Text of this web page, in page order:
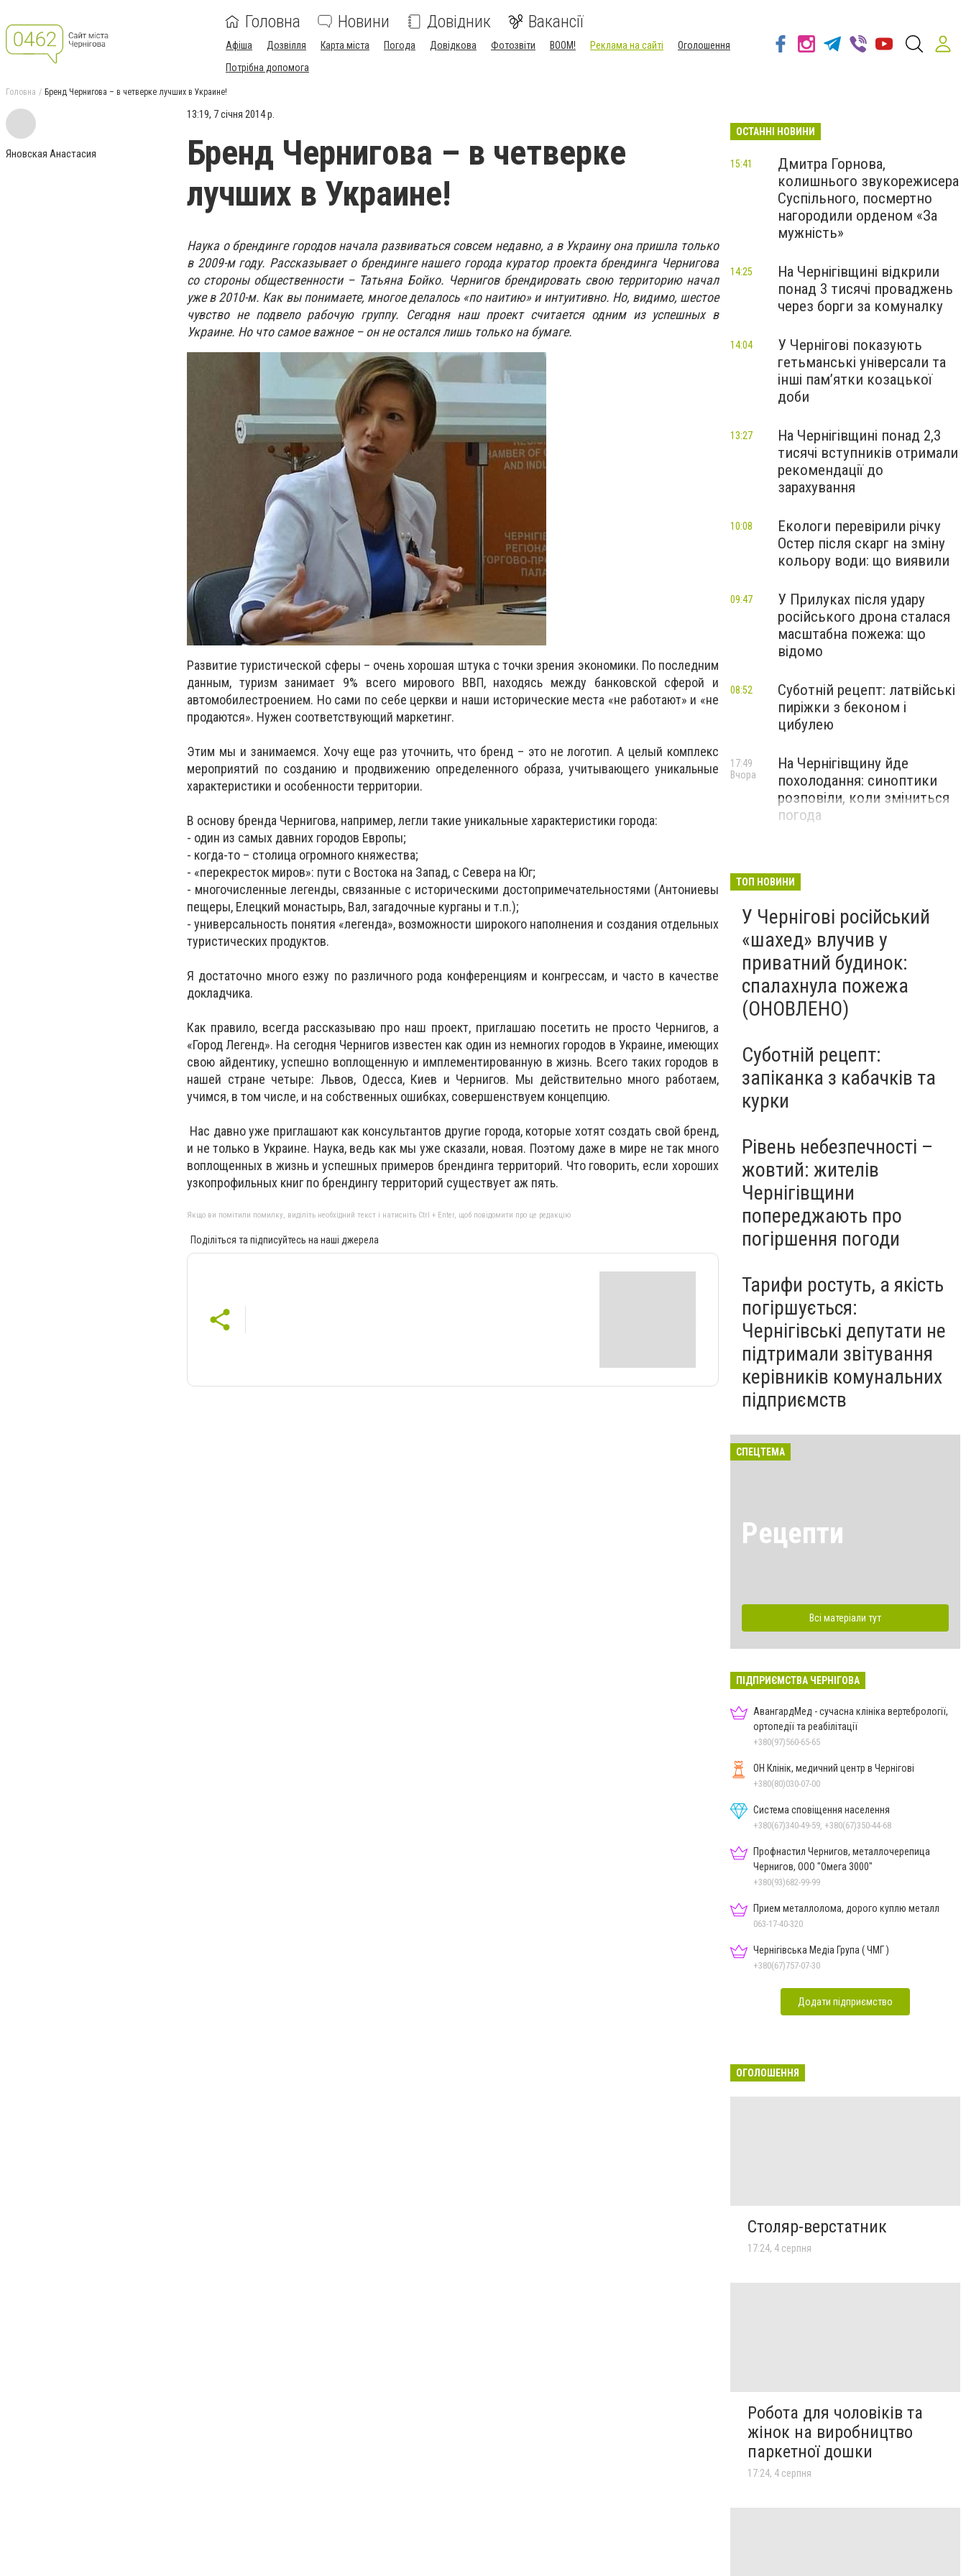
Головна Новини Довідник Вакансії
Афіша Дозвілля Карта міста Погода Довідкова Фотозвіти BOOM! Реклама на сайті
Оголошення
Потрібна допомога
Головна Бренд Чернигова – в четверке лучших в Украине!
Яновская Анастасия
13:19, 7 січня 2014 р.
Бренд Чернигова – в четверке
лучших в Украине!
Наука о брендинге городов начала развиваться совсем недавно, а в Украину она пришла только
в 2009-м году. Рассказывает о брендинге нашего города куратор проекта брендинга Чернигова
со стороны общественности – Татьяна Бойко. Чернигов брендировать свою территорию начал
уже в 2010-м. Как вы понимаете, многое делалось «по наитию» и интуитивно. Но, видимо, шестое
чувство не подвело рабочую группу. Сегодня наш проект считается одним из успешных в
Украине. Но что самое важное – он не остался лишь только на бумаге.
Развитие туристической сферы – очень хорошая штука с точки зрения экономики. По последним
данным, туризм занимает 9% всего мирового ВВП, находясь между банковской сферой и
автомобилестроением. Но сами по себе церкви и наши исторические места «не работают» и «не
продаются». Нужен соответствующий маркетинг.
Этим мы и занимаемся. Хочу еще раз уточнить, что бренд – это не логотип. А целый комплекс
мероприятий по созданию и продвижению определенного образа, учитывающего уникальные
характеристики и особенности территории.
В основу бренда Чернигова, например, легли такие уникальные характеристики города:
- один из самых давних городов Европы;
- когда-то – столица огромного княжества;
- «перекресток миров»: пути с Востока на Запад, с Севера на Юг;
- многочисленные легенды, связанные с историческими достопримечательностями (Антониевы
пещеры, Елецкий монастырь, Вал, загадочные курганы и т.п.);
- универсальность понятия «легенда», возможности широкого наполнения и создания отдельных
туристических продуктов.
Я достаточно много езжу по различного рода конференциям и конгрессам, и часто в качестве
докладчика.
Как правило, всегда рассказываю про наш проект, приглашаю посетить не просто Чернигов, а
«Город Легенд». На сегодня Чернигов известен как один из немногих городов в Украине, имеющих
свою айдентику, успешно воплощенную и имплементированную в жизнь. Всего таких городов в
нашей стране четыре: Львов, Одесса, Киев и Чернигов. Мы действительно много работаем,
учимся, в том числе, и на собственных ошибках, совершенствуем концепцию.
Нас давно уже приглашают как консультантов другие города, которые хотят создать свой бренд,
и не только в Украине. Наука, ведь как мы уже сказали, новая. Поэтому даже в мире не так много
воплощенных в жизнь и успешных примеров брендинга территорий. Что говорить, если хороших
узкопрофильных книг по брендингу территорий существует аж пять.
Якщо ви помітили помилку, виділіть необхідний текст і натисніть Ctrl + Enter, щоб повідомити про це редакцію
Поділіться та підписуйтесь на наші джерела
ОСТАННІ НОВИНИ
Дмитра Горнова,
колишнього звукорежисера
Суспільного, посмертно
нагородили орденом «За
мужність»
15:41
На Чернігівщині відкрили
понад 3 тисячі проваджень
через борги за комуналку
14:25
У Чернігові показують
гетьманські універсали та
інші пам’ятки козацької
доби
14:04
На Чернігівщині понад 2,3
тисячі вступників отримали
рекомендації до
зарахування
13:27
Екологи перевірили річку
Остер після скарг на зміну
кольору води: що виявили
10:08
У Прилуках після удару
російського дрона сталася
масштабна пожежа: що
відомо
09:47
Суботній рецепт: латвійські
пиріжки з беконом і
цибулею
08:52
На Чернігівщину йде
похолодання: синоптики
розповіли, коли зміниться
погода
17:49
Вчора
ТОП НОВИНИ
У Чернігові російський
«шахед» влучив у
приватний будинок:
спалахнула пожежа
(ОНОВЛЕНО)
Суботній рецепт:
запіканка з кабачків та
курки
Рівень небезпечності –
жовтий: жителів
Чернігівщини
попереджають про
погіршення погоди
Тарифи ростуть, а якість
погіршується:
Чернігівські депутати не
підтримали звітування
керівників комунальних
підприємств
СПЕЦТЕМА
Рецепти
Всі матеріали тут
ПІДПРИЄМСТВА ЧЕРНІГОВА
АвангардМед - сучасна клініка вертебрології,
ортопедії та реабілітації
+380(97)560-65-65
ОН Клінік, медичний центр в Чернігові
+380(80)030-07-00
Система сповіщення населення
+380(67)340-49-59, +380(67)350-44-68
Профнастил Чернигов, металлочерепица
Чернигов, ООО "Омега 3000"
+380(93)682-99-99
Прием металлолома, дорого куплю металл
063-17-40-320
Чернігівська Медіа Група ( ЧМГ )
+380(67)757-07-30
Додати підприємство
ОГОЛОШЕННЯ
Столяр-верстатник
17:24, 4 серпня
Робота для чоловіків та
жінок на виробництво
паркетної дошки
17:24, 4 серпня